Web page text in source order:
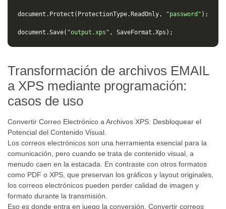
document . Protect ( ProtectionType. ReadOnly, "password" );
document .Save( "output.xps" , SaveFormat .Xps );
Transformación de archivos EMAIL
a XPS mediante programación:
casos de uso
Convertir Correo Electrónico a Archivos XPS: Desbloquear el
Potencial del Contenido Visual.
Los correos electrónicos son una herramienta esencial para la
comunicación, pero cuando se trata de contenido visual, a
menudo caen en la estacada. En contraste con otros formatos
como PDF o XPS, que preservan los gráficos y layout originales,
los correos electrónicos pueden perder calidad de imagen y
formato durante la transmisión.
Eso es donde entra en juego la conversión. Convertir correos